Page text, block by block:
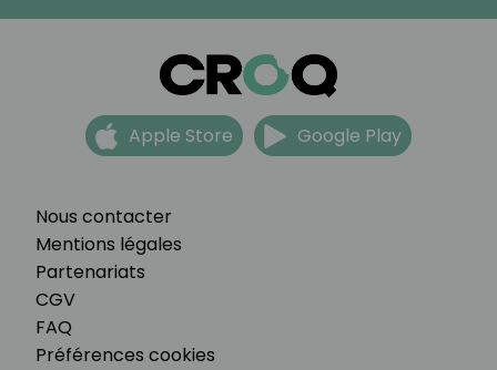
Nous contacter
Mentions légales
Partenariats
CGV
FAQ
Préférences cookies
Apple Store Google Play